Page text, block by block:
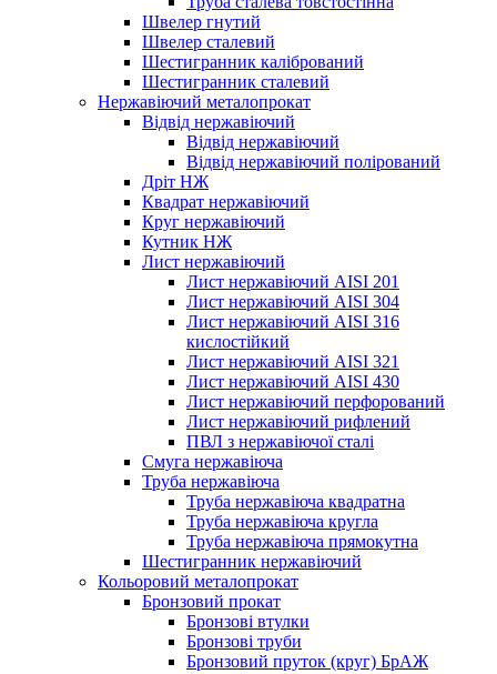
Швелер гнутий
Швелер сталевий
Шестигранник калібрований
Шестигранник сталевий
Нержавіючий металопрокат
Відвід нержавіючий
Відвід нержавіючий
Відвід нержавіючий полірований
Дріт НЖ
Квадрат нержавіючий
Круг нержавіючий
Кутник НЖ
Лист нержавіючий
Лист нержавіючий AISI 201
Лист нержавіючий AISI 304
Лист нержавіючий AISI 316
кислостійкий
Лист нержавіючий AISI 321
Лист нержавіючий AISI 430
Лист нержавіючий перфорований
Лист нержавіючий рифлений
ПВЛ з нержавіючої сталі
Смуга нержавіюча
Труба нержавіюча
Труба нержавіюча квадратна
Труба нержавіюча кругла
Труба нержавіюча прямокутна
Шестигранник нержавіючий
Кольоровий металопрокат
Бронзовий прокат
Бронзові втулки
Бронзові труби
Бронзовий пруток (круг) БрАЖ